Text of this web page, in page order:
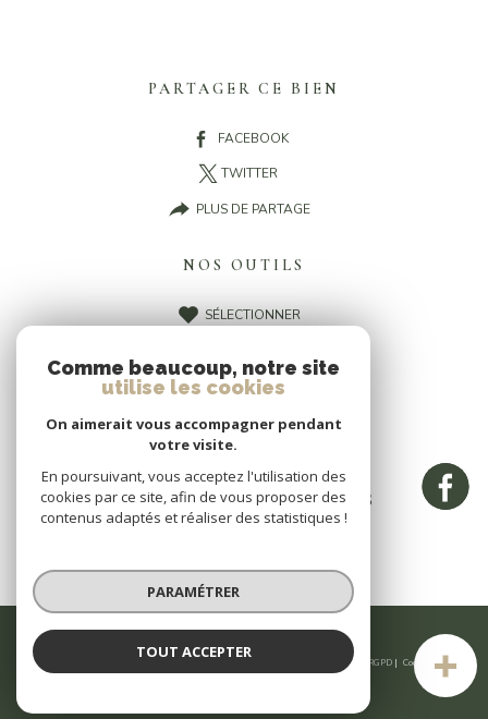
PARTAGER CE BIEN
FACEBOOK
TWITTER
PLUS DE PARTAGE
NOS OUTILS
SÉLECTIONNER
IMPRIMER
CES BIENS PEUVENT VOUS
INTÉRESSER
© 2026 | Tous droits réservés | Traduction powered by Google |
Politique RGPD Cookies
Comme beaucoup, notre site
utilise les cookies
On aimerait vous accompagner pendant
votre visite.
En poursuivant, vous acceptez l'utilisation des
cookies par ce site, afin de vous proposer des
contenus adaptés et réaliser des statistiques !
PARAMÉTRER
TOUT ACCEPTER